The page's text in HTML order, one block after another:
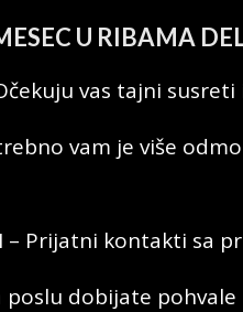
U RIBAMA
vas tajni
vam je više
– Prijatni kontakti sa
poslu dobijate